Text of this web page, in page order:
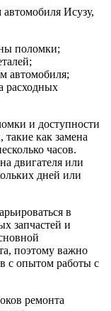
Исузу,
поломки;
автомобиля;
расходных
и доступности
как замена
часов.
двигателя или
дней или
в
запчастей и
поэтому важно
с опытом работы с
ремонта